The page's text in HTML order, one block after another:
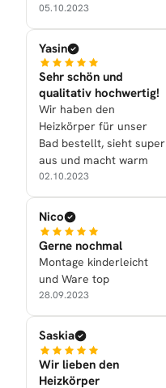
05.10.2023
Yasin
Sehr schön und
qualitativ hochwertig!
Wir haben den
Heizkörper für unser
Bad bestellt, sieht super
aus und macht warm
02.10.2023
Nico
Gerne nochmal
Montage kinderleicht
und Ware top
28.09.2023
Saskia
Wir lieben den
Heizkörper